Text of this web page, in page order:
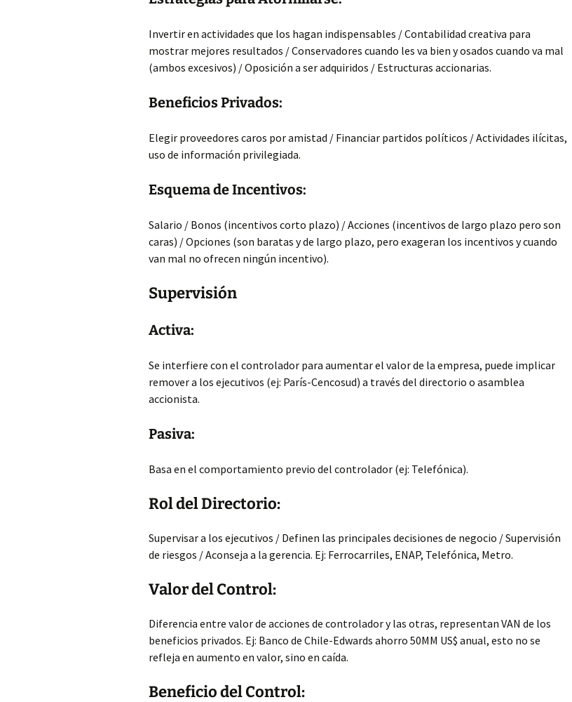
Invertir en actividades que los hagan indispensables / Contabilidad creativa para
mostrar mejores resultados / Conservadores cuando les va bien y osados cuando va mal
(ambos excesivos) / Oposición a ser adquiridos / Estructuras accionarias.
Beneficios Privados:
Elegir proveedores caros por amistad / Financiar partidos políticos / Actividades ilícitas,
uso de información privilegiada.
Esquema de Incentivos:
Salario / Bonos (incentivos corto plazo) / Acciones (incentivos de largo plazo pero son
caras) / Opciones (son baratas y de largo plazo, pero exageran los incentivos y cuando
van mal no ofrecen ningún incentivo).
Supervisión
Activa:
Se interfiere con el controlador para aumentar el valor de la empresa, puede implicar
remover a los ejecutivos (ej: París-Cencosud) a través del directorio o asamblea
accionista.
Pasiva:
Basa en el comportamiento previo del controlador (ej: Telefónica).
Rol del Directorio:
Supervisar a los ejecutivos / Definen las principales decisiones de negocio / Supervisión
de riesgos / Aconseja a la gerencia. Ej: Ferrocarriles, ENAP, Telefónica, Metro.
Valor del Control:
Diferencia entre valor de acciones de controlador y las otras, representan VAN de los
beneficios privados. Ej: Banco de Chile-Edwards ahorro 50MM US$ anual, esto no se
refleja en aumento en valor, sino en caída.
Beneficio del Control: